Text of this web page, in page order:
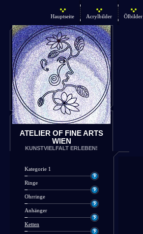
Hauptseite Acrylbilder Ölbilder
ATELIER OF FINE ARTS
WIEN
KUNSTVIELFALT ERLEBEN!
Kategorie 1
Ringe
Ohrringe
Anhänger
Ketten